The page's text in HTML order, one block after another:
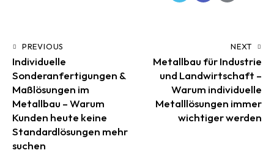
PREVIOUS
Individuelle
Sonderanfertigungen &
Maßlösungen im
Metallbau – Warum
Kunden heute keine
Standardlösungen mehr
suchen
NEXT
Metallbau für Industrie
und Landwirtschaft –
Warum individuelle
Metalllösungen immer
wichtiger werden